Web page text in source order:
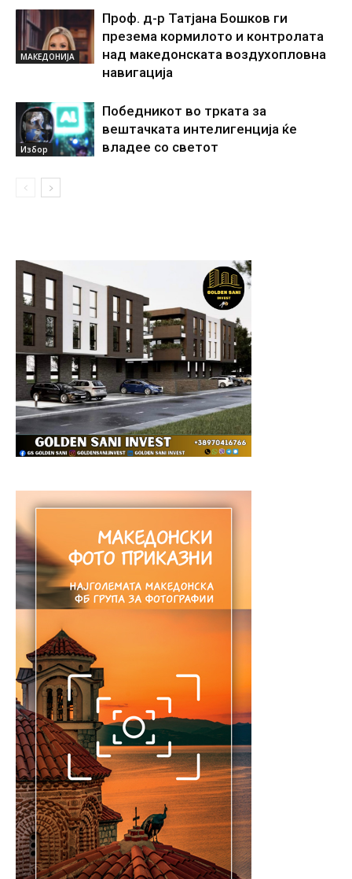
МАКЕДОНИЈА
Проф. д-р Татјана Бошков ги
презема кормилото и контролата
над македонската воздухопловна
навигација
Избор
Победникот во трката за
вештачката интелигенција ќе
владее со светот